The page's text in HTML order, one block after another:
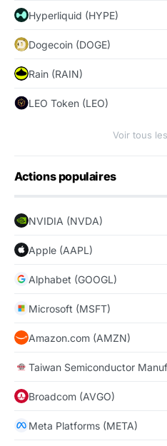
Hyperliquid (HYPE)
Dogecoin (DOGE)
Rain (RAIN)
LEO Token (LEO)
Voir tous
Actions populaires
NVIDIA (NVDA)
Apple (AAPL)
Alphabet (GOOGL)
Microsoft (MSFT)
Amazon.com (AMZN)
Taiwan Semiconductor
Broadcom (AVGO)
Meta Platforms (META)